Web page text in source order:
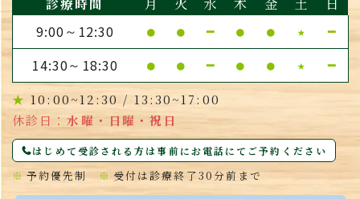
診療時間 月 火 水 木 金 土 日
9:00 ～ 12:30 ● ● ━ ● ● ★ ━
14:30～ 18:30 ● ● ━ ● ● ★ ━
★ 10:00~12:30 / 13:30~17:00
休診日：水曜・日曜・祝日
はじめて受診される方は事前にお電話にてご予約ください
※ 予約優先制 ※ 受付は診療終了30分前まで